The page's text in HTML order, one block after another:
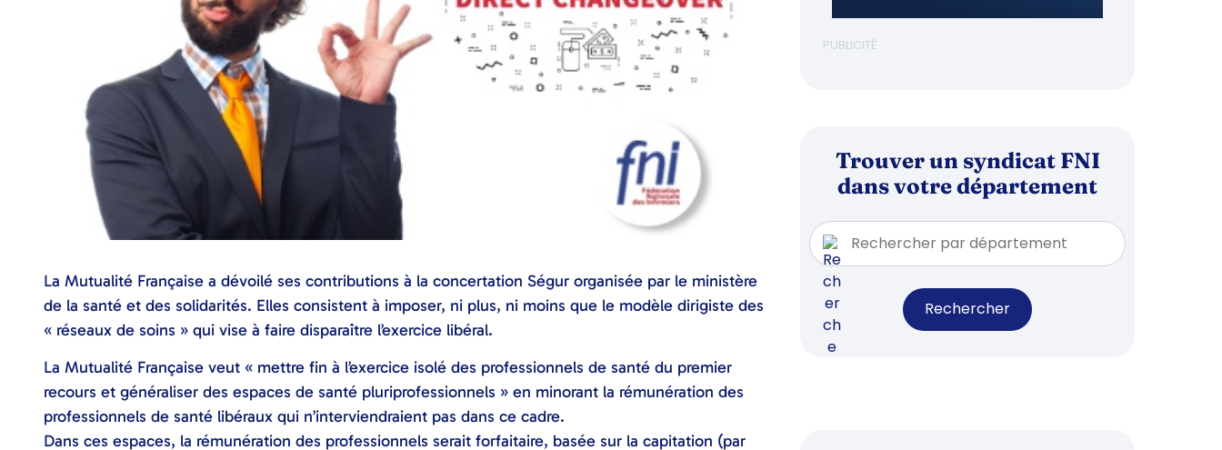
La Mutualité Française a dévoilé ses contributions à la concertation Ségur organisée par le ministère
de la santé et des solidarités. Elles consistent à imposer, ni plus, ni moins que le modèle dirigiste des
« réseaux de soins » qui vise à faire disparaître l’exercice libéral.
La Mutualité Française veut « mettre fin à l’exercice isolé des professionnels de santé du premier
recours et généraliser des espaces de santé pluriprofessionnels » en minorant la rémunération des
professionnels de santé libéraux qui n’interviendraient pas dans ce cadre.
Dans ces espaces, la rémunération des professionnels serait forfaitaire, basée sur la capitation (par
PUBLICITÉ
Trouver un syndicat FNI
dans votre département